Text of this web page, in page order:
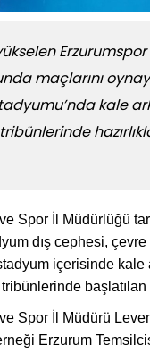
Erzurumspor
maçlarını
kale
Spor İl Müdürlüğü
dış cephesi,
içerisinde kale
Spor İl Müdürü
Erzurum